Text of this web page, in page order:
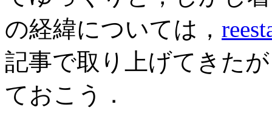
の経緯については，
記事で取り上げてきた
ておこう．